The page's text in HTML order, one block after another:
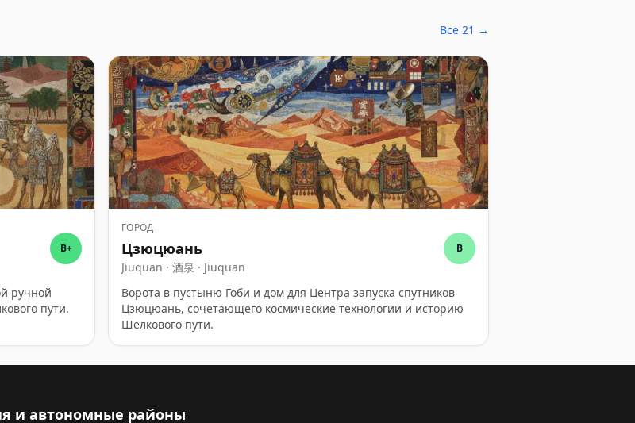
Все 21 →
B+
ручной
пути.
ГОРОД
Цзюцюань
Jiuquan · 酒泉 · Jiuquan
B
Ворота в пустыню Гоби и дом для Центра запуска спутников
Цзюцюань, сочетающего космические технологии и историю
Шелкового пути.
и автономные районы